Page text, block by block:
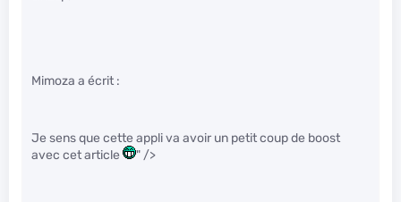
Mimoza a écrit :
Je sens que cette appli va avoir un petit coup de boost
avec cet article
" />